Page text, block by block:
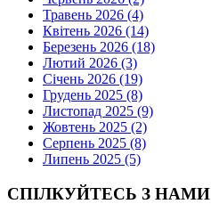
Травень 2026 (4)
Квітень 2026 (14)
Березень 2026 (18)
Лютий 2026 (3)
Січень 2026 (19)
Грудень 2025 (8)
Листопад 2025 (9)
Жовтень 2025 (2)
Серпень 2025 (8)
Липень 2025 (5)
СПІЛКУЙТЕСЬ З НАМИ